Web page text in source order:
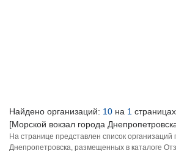
Найдено организаций: 10 на 1
[Морской вокзал города
На странице представлен список организаций
Днепропетровска, размещенных в каталоге